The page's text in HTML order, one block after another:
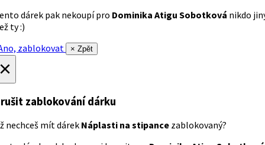
dárek pak nekoupí pro Dominika Atigu Sobotková nikdo
ty :)
zablokovat
× Zpět
zablokování dárku
nechceš mít dárek Náplasti na stipance zablokovaný?